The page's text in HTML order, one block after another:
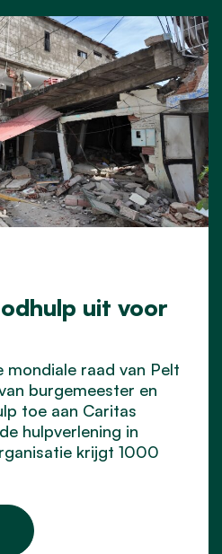
uit voor
mondiale raad van Pelt
burgemeester en
toe aan Caritas
hulpverlening in
krijgt 1000